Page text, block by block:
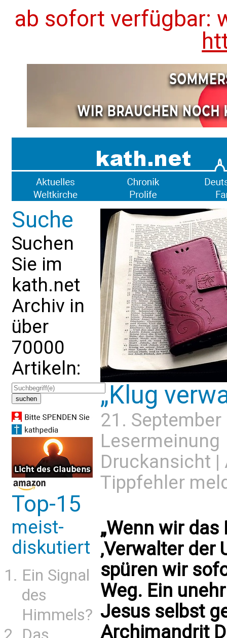
ab sofort verfügbar:
Suche
Suchen
Sie im
kath.net
Archiv in
über
70000
Artikeln:
Top-15
meist-
diskutiert
Ein Signal
des
Himmels?
„Klug
21.
Lesermeinung
Druckansicht |
Tippfehler
„Wenn wir
‚Verwalter der
spüren wir
Weg. Ein
Jesus selbst
Archimandrit